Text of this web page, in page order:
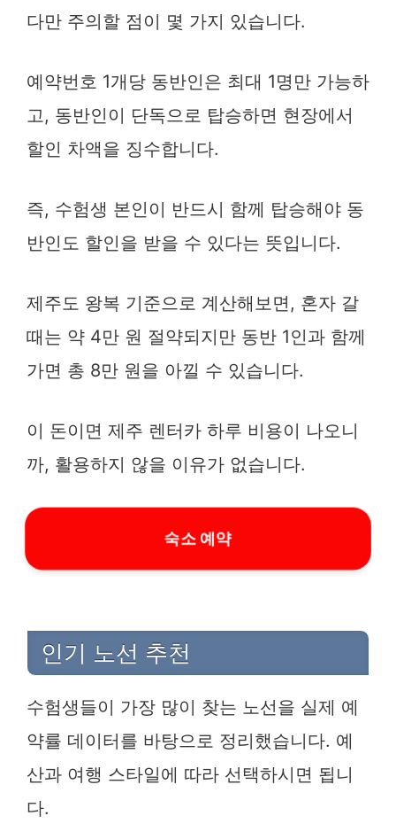
다만 주의할 점이 몇 가지 있습니다.
예약번호 1개당 동반인은 최대 1명만 가능하
고, 동반인이 단독으로 탑승하면 현장에서
할인 차액을 징수합니다.
즉, 수험생 본인이 반드시 함께 탑승해야 동
반인도 할인을 받을 수 있다는 뜻입니다.
제주도 왕복 기준으로 계산해보면, 혼자 갈
때는 약 4만 원 절약되지만 동반 1인과 함께
가면 총 8만 원을 아낄 수 있습니다.
이 돈이면 제주 렌터카 하루 비용이 나오니
까, 활용하지 않을 이유가 없습니다.
숙소 예약
인기 노선 추천
수험생들이 가장 많이 찾는 노선을 실제 예
약률 데이터를 바탕으로 정리했습니다. 예
산과 여행 스타일에 따라 선택하시면 됩니
다.